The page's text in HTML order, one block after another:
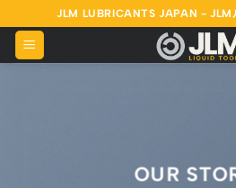
to
content
JLM LUBRICANTS JAPAN - JLM
OUR